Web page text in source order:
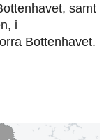
samt
i
Bottenhavet.